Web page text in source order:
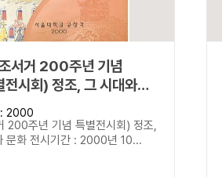
서거 200주년 기념
전시회) 정조, 그 시대와
: 2000
200주년 기념 특별전시회) 정조,
문화 전시기간 : 2000년 10...